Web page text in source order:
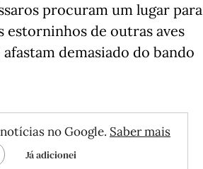
procuram um lugar para
estorninhos de outras aves
afastam demasiado do bando
no Google. Saber mais
Já adicionei